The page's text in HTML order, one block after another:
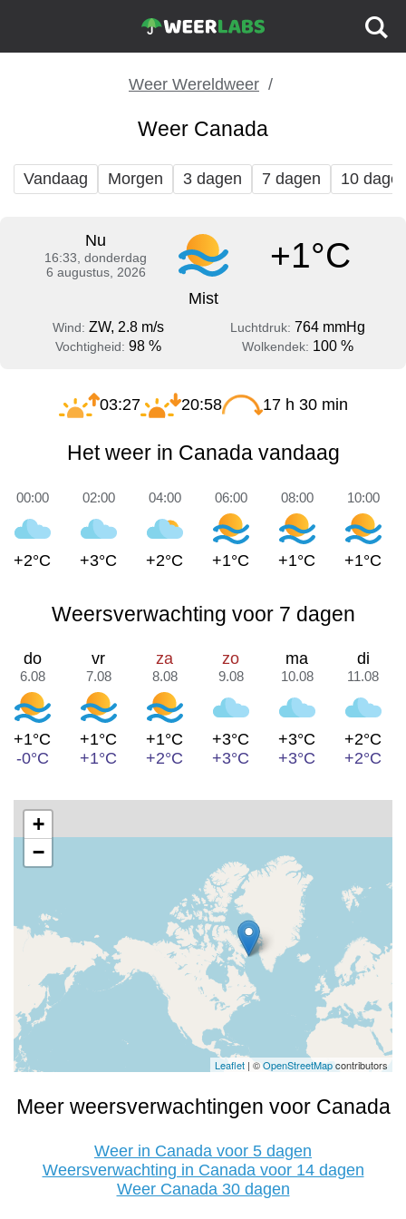
Weer Wereldweer
Weer Canada
Vandaag Morgen 3 dagen 7 dagen 10
Nu
16:33, donderdag
6 augustus, 2026
+1°C
Mist
Wind: ZW, 2.8 m/s Luchtdruk: 764 mmHg
Vochtigheid: 98 % Wolkendek: 100 %
03:27 20:58 17 h 30 min
Het weer in Canada vandaag
00:00
+2°C
02:00
+3°C
04:00
+2°C
06:00
+1°C
08:00
+1°C
10:00
+1°C
Weersverwachting voor 7 dagen
do
6.08
+1°C
-0°C
vr
7.08
+1°C
+1°C
za
8.08
+1°C
+2°C
zo
9.08
+3°C
+3°C
ma
10.08
+3°C
+3°C
di
11.08
+2°C
+2°C
+
−
Leaflet | ©OpenStreetMapcontributors
Meer weersverwachtingen voor Canada
Weer in Canada voor 5 dagen
Weersverwachting in Canada voor 14 dagen
Weer Canada 30 dagen